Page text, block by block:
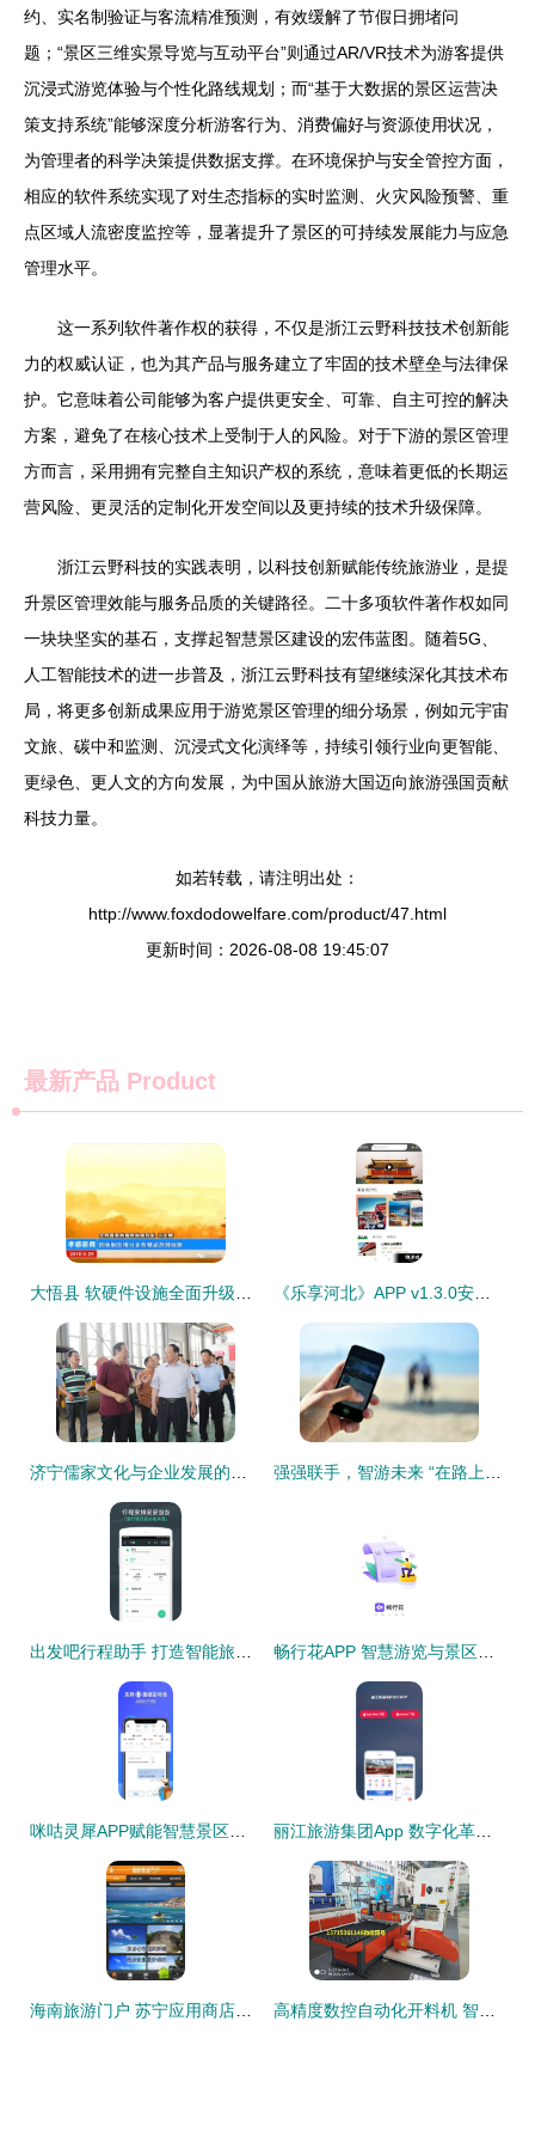
约、实名制验证与客流精准预测，有效缓解了节假日拥堵问
题；“景区三维实景导览与互动平台”则通过AR/VR技术为游客提供
沉浸式游览体验与个性化路线规划；而“基于大数据的景区运营决
策支持系统”能够深度分析游客行为、消费偏好与资源使用状况，
为管理者的科学决策提供数据支撑。在环境保护与安全管控方面，
相应的软件系统实现了对生态指标的实时监测、火灾风险预警、重
点区域人流密度监控等，显著提升了景区的可持续发展能力与应急
管理水平。
这一系列软件著作权的获得，不仅是浙江云野科技技术创新能
力的权威认证，也为其产品与服务建立了牢固的技术壁垒与法律保
护。它意味着公司能够为客户提供更安全、可靠、自主可控的解决
方案，避免了在核心技术上受制于人的风险。对于下游的景区管理
方而言，采用拥有完整自主知识产权的系统，意味着更低的长期运
营风险、更灵活的定制化开发空间以及更持续的技术升级保障。
浙江云野科技的实践表明，以科技创新赋能传统旅游业，是提
升景区管理效能与服务品质的关键路径。二十多项软件著作权如同
一块块坚实的基石，支撑起智慧景区建设的宏伟蓝图。随着5G、
人工智能技术的进一步普及，浙江云野科技有望继续深化其技术布
局，将更多创新成果应用于游览景区管理的细分场景，例如元宇宙
文旅、碳中和监测、沉浸式文化演绎等，持续引领行业向更智能、
更绿色、更人文的方向发展，为中国从旅游大国迈向旅游强国贡献
科技力量。
如若转载，请注明出处：
http://www.foxdodowelfare.com/product/47.html
更新时间：2026-08-08 19:45:07
最新产品 Product